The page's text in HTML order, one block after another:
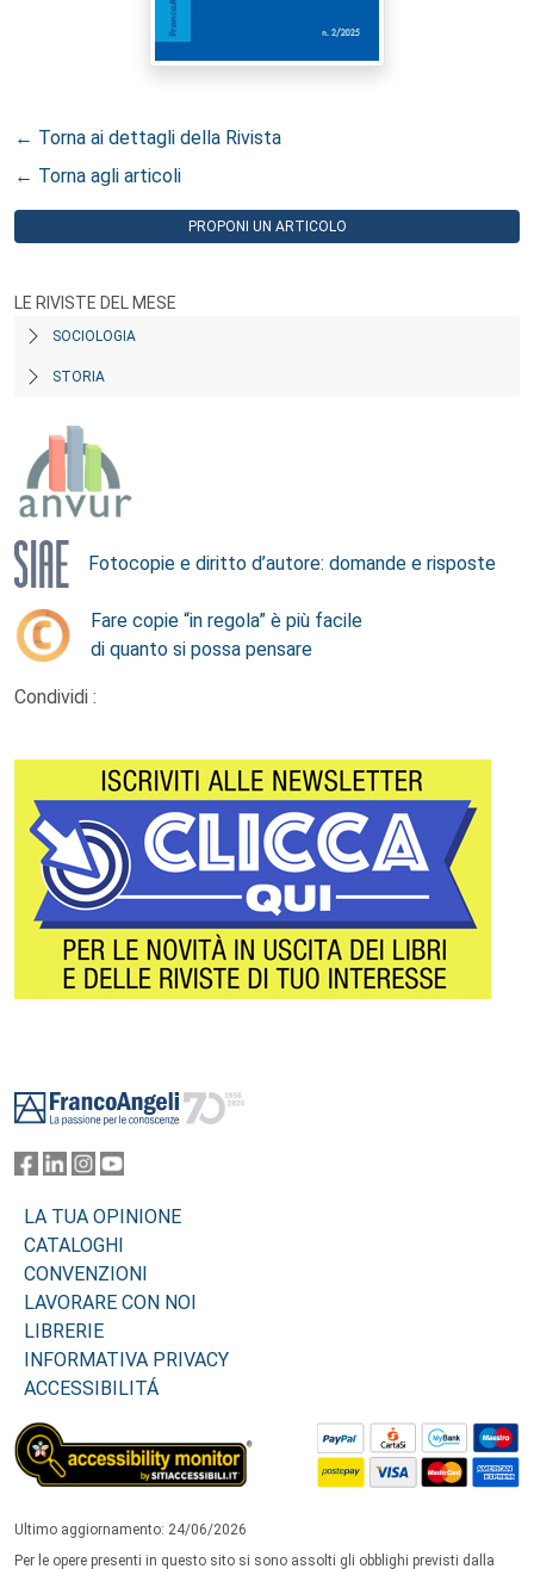
← Torna ai dettagli della Rivista
← Torna agli articoli
PROPONI UN ARTICOLO
LE RIVISTE DEL MESE
SOCIOLOGIA
STORIA
Fotocopie e diritto d’autore: domande e risposte
Fare copie “in regola” è più facile
di quanto si possa pensare
Condividi :
LA TUA OPINIONE
CATALOGHI
CONVENZIONI
LAVORARE CON NOI
LIBRERIE
INFORMATIVA PRIVACY
ACCESSIBILITÁ
Ultimo aggiornamento: 24/06/2026
Per le opere presenti in questo sito si sono assolti gli obblighi previsti dalla